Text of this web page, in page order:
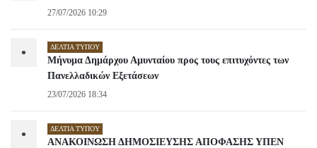
27/07/2026 10:29
• ΔΕΛΤΊΑ ΤΎΠΟΥ
Μήνυμα Δημάρχου Αμυνταίου προς τους επιτυχόντες των
Πανελλαδικών Εξετάσεων
23/07/2026 18:34
• ΔΕΛΤΊΑ ΤΎΠΟΥ
ΑΝΑΚΟΙΝΩΣΗ ΔΗΜΟΣΙΕΥΣΗΣ ΑΠΟΦΑΣΗΣ ΥΠΕΝ